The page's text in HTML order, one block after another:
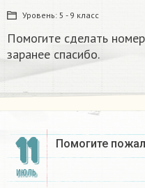
Уровень: 5 - 9 класс
Помогите сделать
заранее спасибо.
11
ИЮЛЬ
Помогите